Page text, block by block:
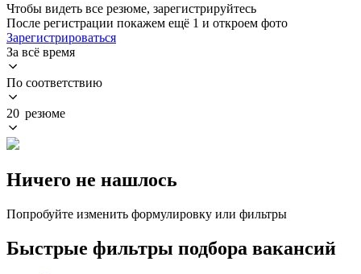
Чтобы видеть все резюме, зарегистрируйтесь
После регистрации покажем ещё 1 и откроем фото
Зарегистрироваться
За всё время
По соответствию
20 резюме
Ничего не нашлось
Попробуйте изменить формулировку или фильтры
Быстрые фильтры подбора вакансий